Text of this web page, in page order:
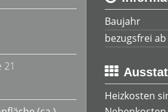
21
Baujahr
bezugsfrei ab
Heizkosten